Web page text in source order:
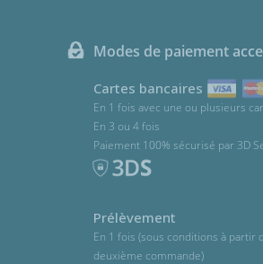
Modes de paiement
Cartes bancaires
En 1 fois avec une ou plusieurs
En 3 ou 4 fois
Paiement 100% sécurisé par 3D
Prélèvement
En 1 fois (sous conditions à partir
deuxième commande)